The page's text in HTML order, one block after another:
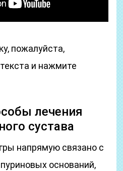
пожалуйста,
и нажмите
лечения
сустава
напрямую связано с
оснований,